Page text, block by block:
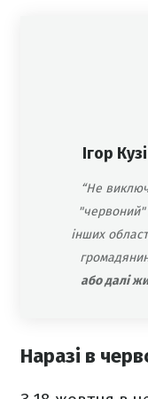
Ігор
“Не
"червоний"
інших
або далі
Наразі в